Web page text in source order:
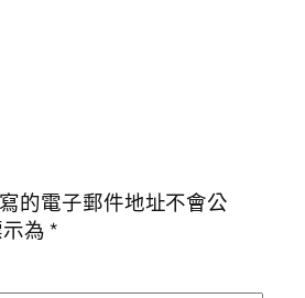
的電子郵件地址不會公
為*